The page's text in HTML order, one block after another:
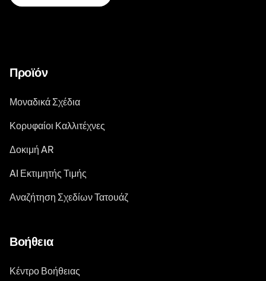
Προϊόν
Μοναδικά Σχέδια
Κορυφαίοι Καλλιτέχνες
Δοκιμή AR
AI Εκτιμητής Τιμής
Αναζήτηση Σχεδίων Τατουάζ
Βοήθεια
Κέντρο Βοήθειας